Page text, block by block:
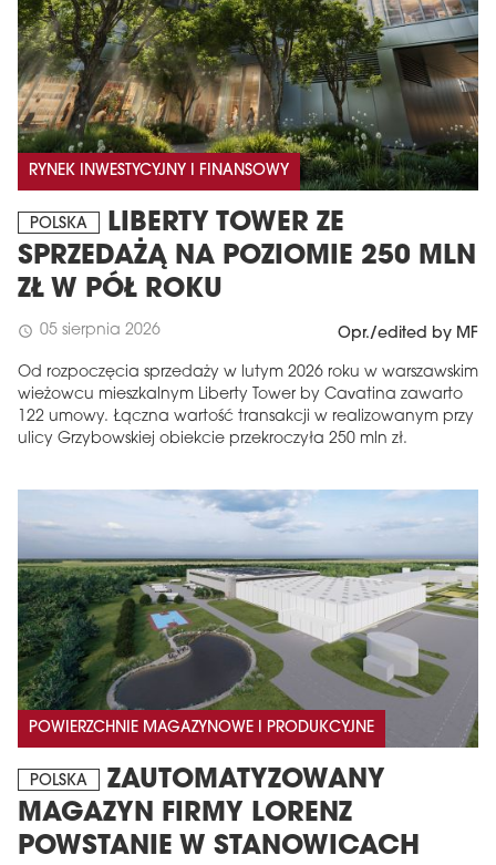
RYNEK INWESTYCYJNY I FINANSOWY
POLSKA
LIBERTY TOWER ZE
SPRZEDAŻĄ NA POZIOMIE 250 MLN
ZŁ W PÓŁ ROKU
schedule 05 sierpnia 2026 Opr./edited by MF
Od rozpoczęcia sprzedaży w lutym 2026 roku w warszawskim
wieżowcu mieszkalnym Liberty Tower by Cavatina zawarto
122 umowy. Łączna wartość transakcji w realizowanym przy
ulicy Grzybowskiej obiekcie przekroczyła 250 mln zł.
POWIERZCHNIE MAGAZYNOWE I PRODUKCYJNE
POLSKA
ZAUTOMATYZOWANY
MAGAZYN FIRMY LORENZ
POWSTANIE W STANOWICACH